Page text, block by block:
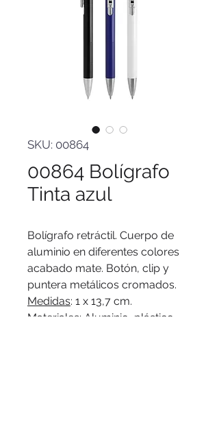
SKU: 00864
00864 Bolígrafo
Tinta azul
Bolígrafo retráctil. Cuerpo de
aluminio en diferentes colores
acabado mate. Botón, clip y
puntera metálicos cromados.
Medidas: 1 x 13,7 cm.
Materiales: Aluminio, plástico